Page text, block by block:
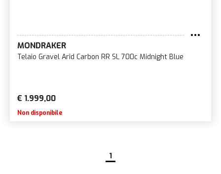
MONDRAKER
Telaio Gravel Arid Carbon RR SL 700c Midnight Blue
€ 1.999,00
Non disponibile
1